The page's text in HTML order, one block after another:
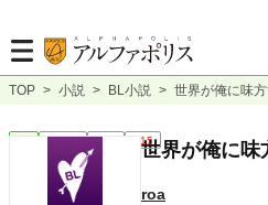
TOP > 小説 > BL小説 > 世界が俺に味方
連載中 短編 R15
世界が俺に味
roa